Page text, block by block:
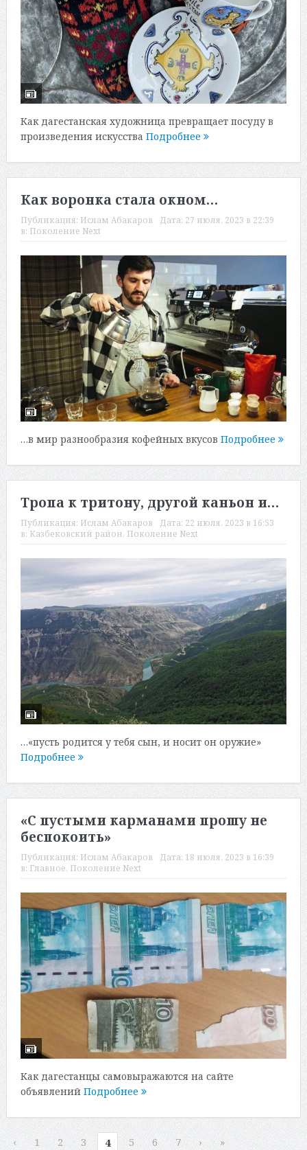
Как дагестанская художница превращает посуду в
произведения искусства Подробнее
Как воронка стала окном…
Публикация: Ислам Абакаров Дата: 27 июля, 2023 в 22:39
в: Поколение Next
…в мир разнообразия кофейных вкусов Подробнее
Тропа к тритону, другой каньон и…
Публикация: Ислам Абакаров Дата: 22 июля, 2023 в 16:53
в: Казбековский район, Поколение Next
…«пусть родится у тебя сын, и носит он оружие»
Подробнее
«С пустыми карманами прошу не
беспокоить»
Публикация: Ислам Абакаров Дата: 18 июля, 2023 в 16:39
в: Главное, Поколение Next
Как дагестанцы самовыражаются на сайте
объявлений Подробнее
‹ 1 2 3 4 5 6 7 › »